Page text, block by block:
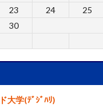
23 24 25
30
大学(ﾃﾞｼﾞﾊﾘ)